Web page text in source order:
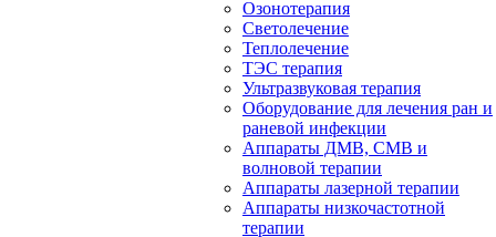
Озонотерапия
Светолечение
Теплолечение
ТЭС терапия
Ультразвуковая терапия
Оборудование для лечения ран и
раневой инфекции
Аппараты ДМВ, СМВ и
волновой терапии
Аппараты лазерной терапии
Аппараты низкочастотной
терапии